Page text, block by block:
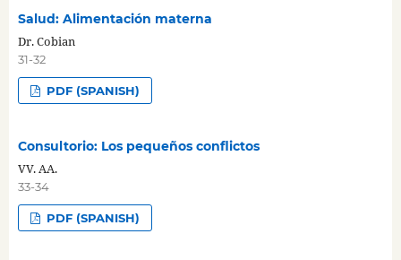
Salud: Alimentación materna
Dr. Cobian
31-32
PDF (SPANISH)
Consultorio: Los pequeños conflictos
VV. AA.
33-34
PDF (SPANISH)